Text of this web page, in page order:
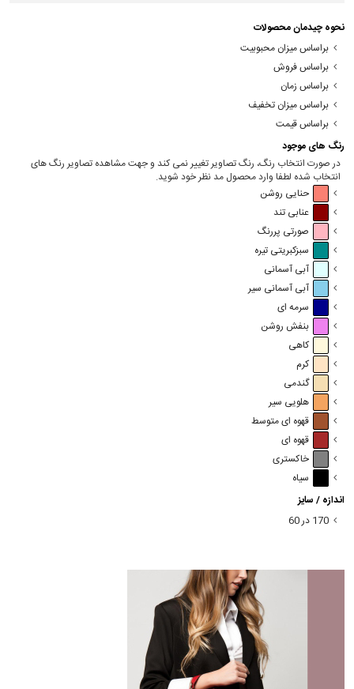
نحوه چیدمان محصولات
براساس میزان محبوبیت
براساس فروش
براساس زمان
براساس میزان تخفیف
براساس قیمت
رنگ های موجود
در صورت انتخاب رنگ، رنگ تصاویر تغییر نمی کند و جهت مشاهده تصاویر رنگ های
انتخاب شده لطفا وارد محصول مد نظر خود شوید.
حنایی روشن
عنابی تند
صورتی پررنگ
سبزکبریتی تیره
آبی آسمانی
آبی آسمانی سیر
سرمه ای
بنفش روشن
کاهی
کرم
گندمی
هلویی سیر
قهوه ای متوسط
قهوه ای
خاکستری
سیاه
اندازه / سایز
170 در 60